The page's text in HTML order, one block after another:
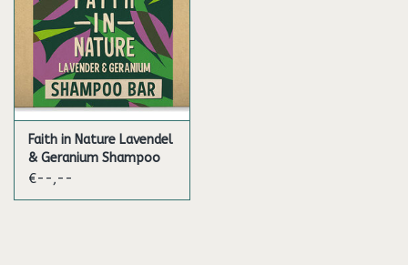
Faith in Nature Lavendel
& Geranium Shampoo
Bar
€--,--